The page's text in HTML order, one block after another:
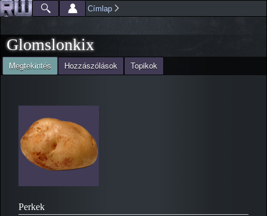
Ugrás a
tartalomra
Főmenü
Jelenlegi hely
Címlap
Glomslonkix
Elsődleges fülek
Megtekintés
(aktív fül) Hozzászólások Topikok
Perkek